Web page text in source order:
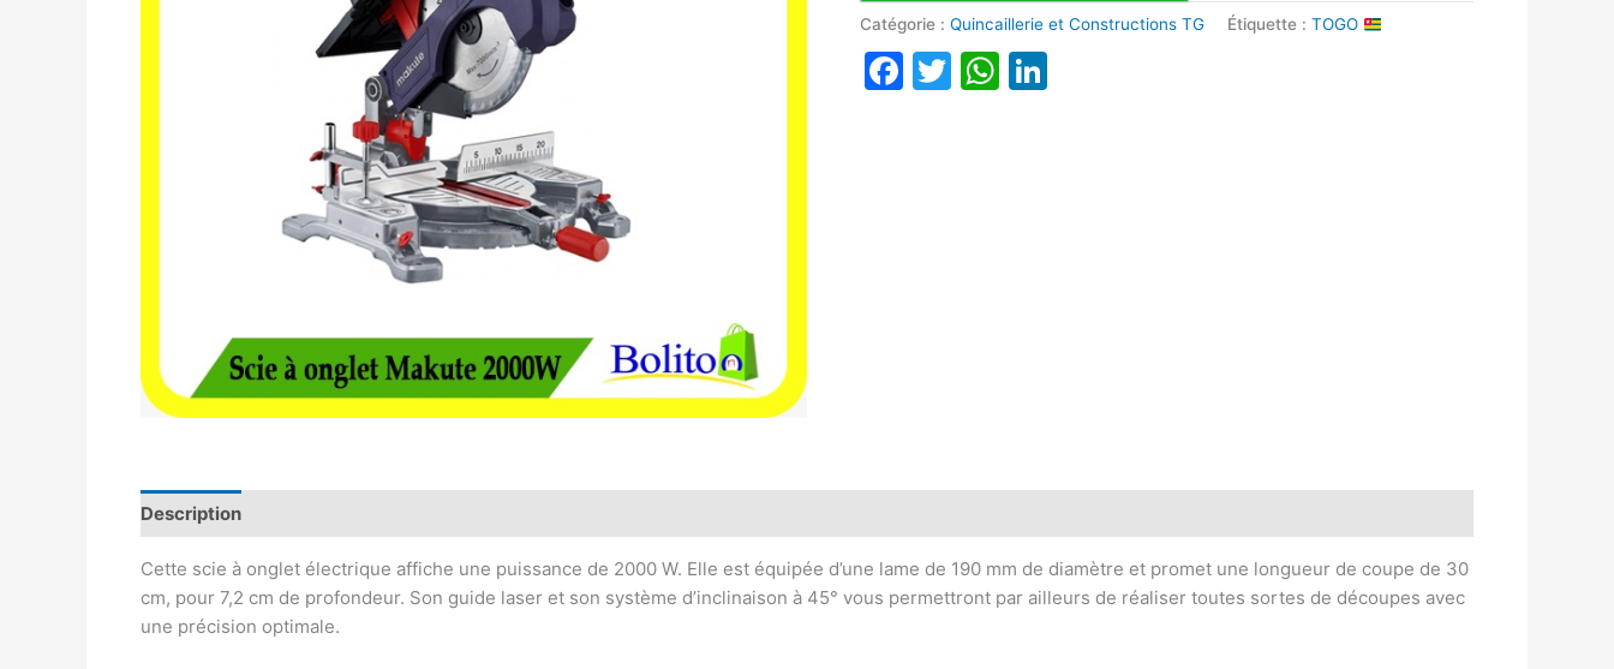
Catégorie :Quincaillerie et Constructions TG Étiquette :TOGO
Facebook
TwitterWhatsApp
Description
Cette scie à onglet électrique affiche une puissance de 2000 W. Elle est équipée d’une lame de 190 mm de diamètre et promet une longueur de coupe de 30
cm, pour 7,2 cm de profondeur. Son guide laser et son système d’inclinaison à 45° vous permettront par ailleurs de réaliser toutes sortes de découpes avec
une précision optimale.